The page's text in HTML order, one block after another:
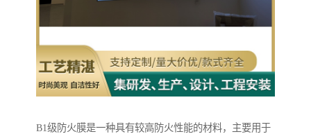
B1级防火膜是一种具有较高防火性能的材料，主要用于